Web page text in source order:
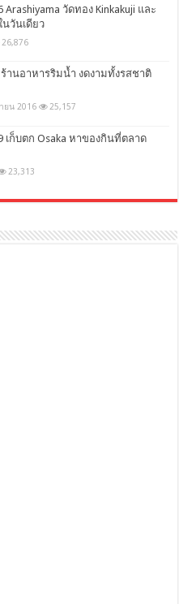
วัดทอง Kinkakuji และ
นวันเดียว
26,876
านอาหารริมน้ำ งดงามทั้งรสชาติ
ยน 2016 25,157
เก็บตก Osaka หาของกินที่ตลาด
23,313